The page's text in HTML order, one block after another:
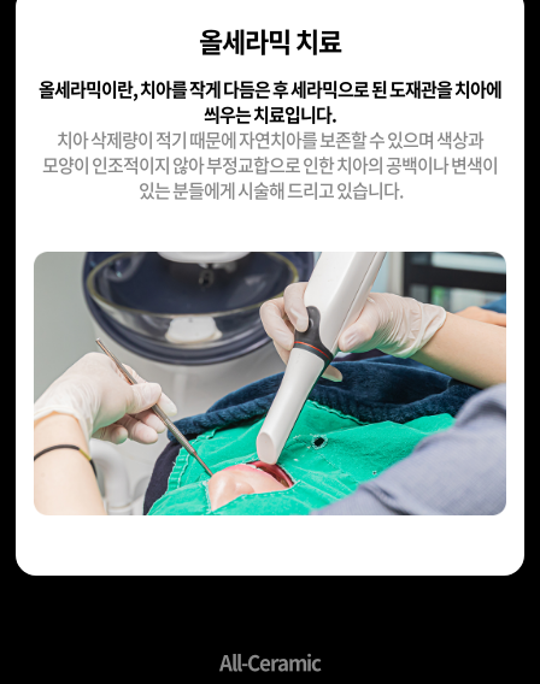
올세라믹 치료
올세라믹이란, 치아를 작게 다듬은 후 세라믹으로 된 도재관을 치아에
씌우는 치료입니다.
치아 삭제량이 적기 때문에 자연치아를 보존할 수 있으며 색상과
모양이 인조적이지 않아 부정교합으로 인한 치아의 공백이나 변색이
있는 분들에게 시술해 드리고 있습니다.
All-Ceramic